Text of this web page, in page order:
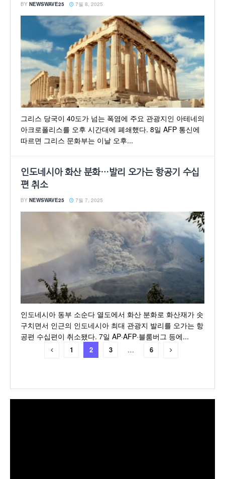
BY NEWSWAVE25 7월 8, 2025
그리스 당국이 40도가 넘는 폭염에 주요 관광지인 아테네의
아크로폴리스를 오후 시간대에 폐쇄했다. 8일 AFP 통신에
따르면 그리스 문화부는 이날 오후...
인도네시아 화산 분화…발리 오가는 항공기 수십
편 취소
BY NEWSWAVE25 7월 7, 2025
인도네시아 동부 소순다 열도에서 화산 분화로 화산재가 솟
구치면서 인근의 인도네시아 최대 관광지 발리를 오가는 항
공편 수십편이 취소됐다. 7일 AP·AFP·블룸버그 등에...
1 2 3 … 6